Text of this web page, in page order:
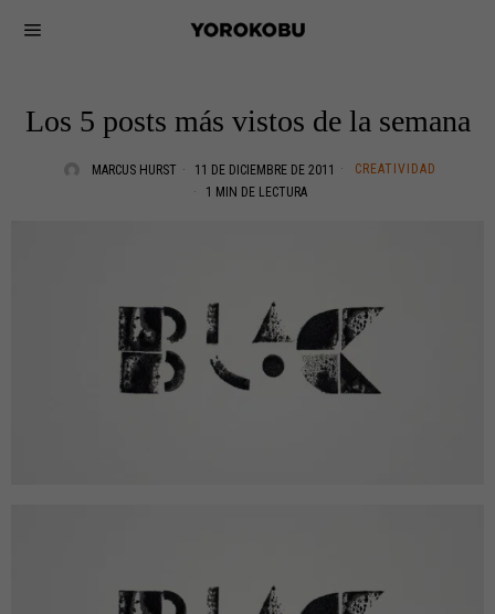
Los 5 posts más vistos de la semana
MARCUS HURST 11 DE DICIEMBRE DE 2011
CREATIVIDAD
1 MIN DE LECTURA